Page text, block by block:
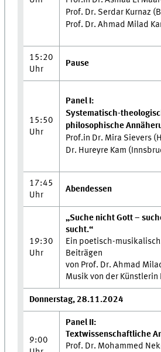
Prof. Dr. Serdar Kurnaz
Prof. Dr. Ahmad Milad
15:20
Uhr
Pause
15:50
Uhr
Panel I:
Systematisch-
philosophische
Prof.in Dr. Mira Sievers
Dr. Hureyre Kam
17:45
Uhr
Abendessen
19:30
Uhr
„Suche nicht Gott –
sucht.“
Ein poetisch-
Beiträgen
von Prof. Dr. Ahmad
Musik von der Künstlerin
Donnerstag, 28.11.2024
9:00
Panel II:
Textwissenschaftliche
Prof. Dr. Mohammed